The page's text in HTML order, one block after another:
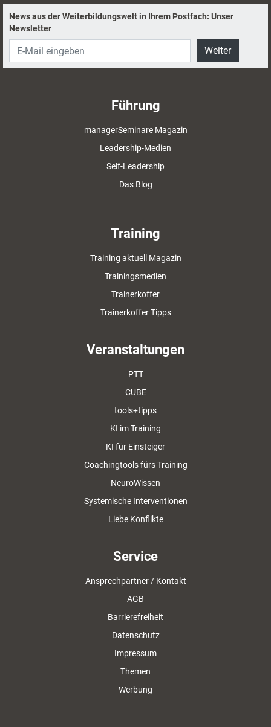
News aus der Weiterbildungswelt in Ihrem Postfach: Unser
Newsletter
Weiter
Führung
managerSeminare Magazin
Leadership-Medien
Self-Leadership
Das Blog
Training
Training aktuell Magazin
Trainingsmedien
Trainerkoffer
Trainerkoffer Tipps
Veranstaltungen
PTT
CUBE
tools+tipps
KI im Training
KI für Einsteiger
Coachingtools fürs Training
NeuroWissen
Systemische Interventionen
Liebe Konflikte
Service
Ansprechpartner / Kontakt
AGB
Barrierefreiheit
Datenschutz
Impressum
Themen
Werbung